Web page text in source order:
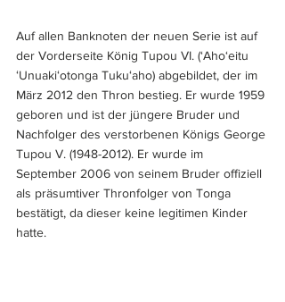
Auf allen Banknoten der neuen Serie ist auf
der Vorderseite König Tupou VI. (‘Aho‘eitu
ʻUnuakiʻotonga Tukuʻaho) abgebildet, der im
März 2012 den Thron bestieg. Er wurde 1959
geboren und ist der jüngere Bruder und
Nachfolger des verstorbenen Königs George
Tupou V. (1948-2012). Er wurde im
September 2006 von seinem Bruder offiziell
als präsumtiver Thronfolger von Tonga
bestätigt, da dieser keine legitimen Kinder
hatte.